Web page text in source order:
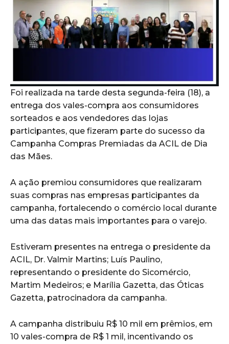
Foi realizada na tarde desta segunda-feira (18), a
entrega dos vales-compra aos consumidores
sorteados e aos vendedores das lojas
participantes, que fizeram parte do sucesso da
Campanha Compras Premiadas da ACIL de Dia
das Mães.
A ação premiou consumidores que realizaram
suas compras nas empresas participantes da
campanha, fortalecendo o comércio local durante
uma das datas mais importantes para o varejo.
Estiveram presentes na entrega o presidente da
ACIL, Dr. Valmir Martins; Luís Paulino,
representando o presidente do Sicomércio,
Martim Medeiros; e Marília Gazetta, das Óticas
Gazetta, patrocinadora da campanha.
A campanha distribuiu R$ 10 mil em prêmios, em
10 vales-compra de R$ 1 mil, incentivando os